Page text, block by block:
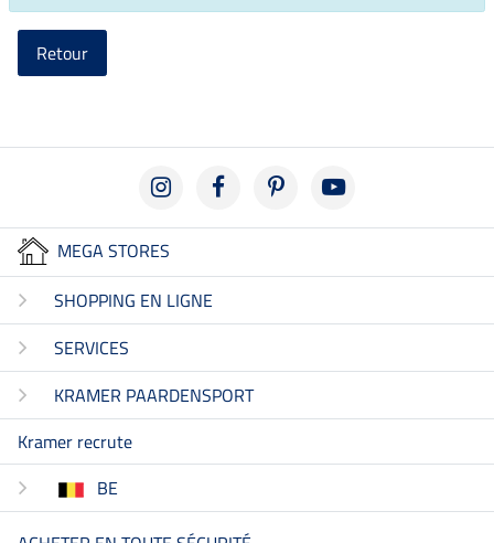
Retour
MEGA STORES
SHOPPING EN LIGNE
SERVICES
KRAMER PAARDENSPORT
Kramer recrute
BE